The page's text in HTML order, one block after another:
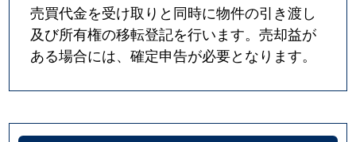
売買代金を受け取りと同時に物件の引き渡し
及び所有権の移転登記を行います。売却益が
ある場合には、確定申告が必要となります。